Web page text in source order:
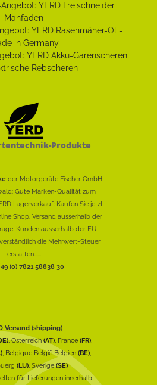
Produkte
der Motorgeräte Fischer GmbH
Gute Marken-Qualität zum
Lagerverkauf: Kaufen Sie jetzt
Shop. Versand ausserhalb der
Kunden ausserhalb der EU
die Mehrwert-Steuer
erstatten......
(0) 7821 58838 30
Versand (shipping)
, Österreich(AT), France (FR),
, Belgique België Belgien (BE),
(LU), Sverige(SE)
für Lieferungen innerhalb